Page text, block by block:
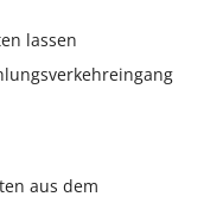
lassen
aus dem
für "Regeln